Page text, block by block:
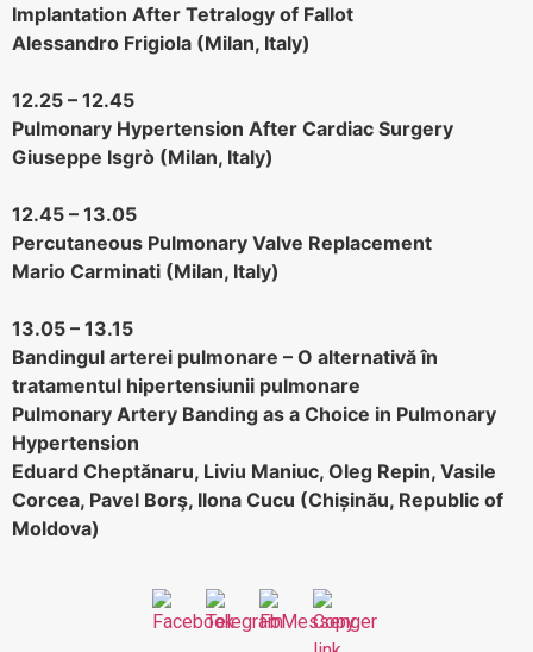
Implantation After Tetralogy of Fallot
Alessandro Frigiola (Milan, Italy)
12.25 – 12.45
Pulmonary Hypertension After Cardiac Surgery
Giuseppe Isgrò (Milan, Italy)
12.45 – 13.05
Percutaneous Pulmonary Valve Replacement
Mario Carminati (Milan, Italy)
13.05 – 13.15
Bandingul arterei pulmonare – O alternativă în
tratamentul hipertensiunii pulmonare
Pulmonary Artery Banding as a Choice in Pulmonary
Hypertension
Eduard Cheptănaru, Liviu Maniuc, Oleg Repin, Vasile
Corcea, Pavel Borş, Ilona Cucu (Chișinău, Republic of
Moldova)